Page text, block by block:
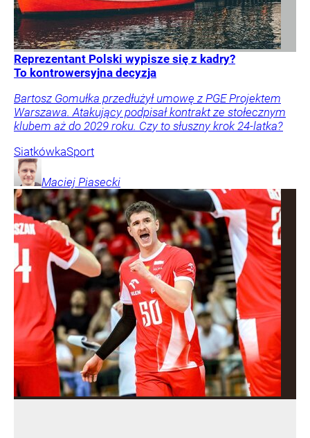
Reprezentant Polski wypisze się z kadry?
To kontrowersyjna decyzja
Bartosz Gomułka przedłużył umowę z PGE Projektem
Warszawa. Atakujący podpisał kontrakt ze stołecznym
klubem aż do 2029 roku. Czy to słuszny krok 24-latka?
SiatkówkaSport
Maciej Piasecki